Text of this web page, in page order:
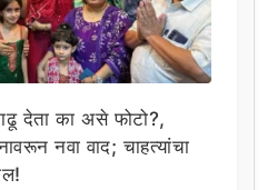
देता का असे फोटो?,
नवा वाद; चाहत्यांचा